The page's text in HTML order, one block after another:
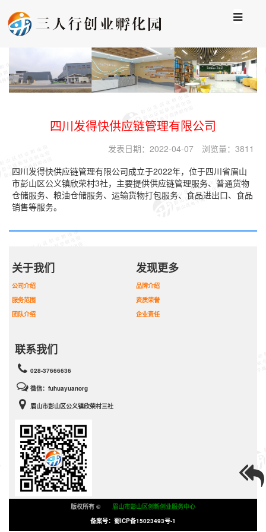
四川发得快供应链管理有限公司
发表日期： 2022-04-07 浏览量： 3811
四川发得快供应链管理有限公司成立于2022年，位于四川省眉山
市彭山区公义镇欣荣村3社，主要提供供应链管理服务、普通货物
仓储服务、粮油仓储服务、运输货物打包服务、食品进出口、食品
销售等服务。
关于我们
公司介绍
服务范围
团队介绍
发现更多
品牌介绍
资质荣誉
企业责任
联系我们
028-37666636
微信：fuhuayuanorg
眉山市彭山区公义镇欣荣村三社
版权所有 © 眉山市彭山区创新创业服务中心
备案号：蜀ICP备15023493号-1